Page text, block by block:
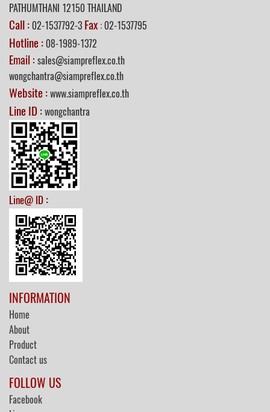
PATHUMTHANI 12150 THAILAND
Call :02-1537792-3 Fax : 02-1537795
Hotline :08-1989-1372
Email : sales@siampreflex.co.th
wongchantra@siampreflex.co.th
Website :www.siampreflex.co.th
Line ID :wongchantra
Line@ ID :
INFORMATION
Home
About
Product
Contact us
FOLLOW US
Facebook